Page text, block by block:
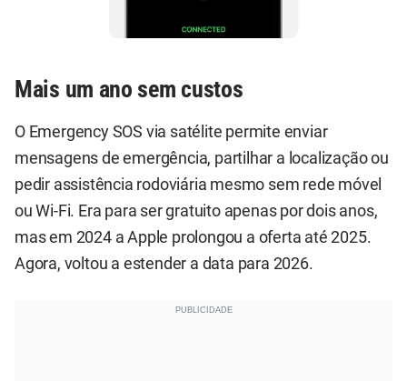
Mais um ano sem custos
O Emergency SOS via satélite permite enviar
mensagens de emergência, partilhar a localização ou
pedir assistência rodoviária mesmo sem rede móvel
ou Wi-Fi. Era para ser gratuito apenas por dois anos,
mas em 2024 a Apple prolongou a oferta até 2025.
Agora, voltou a estender a data para 2026.